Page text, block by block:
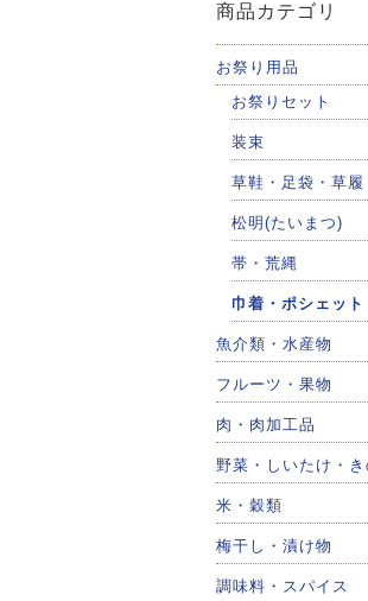
商品カテゴリ
お祭り用品
お祭りセット
装束
草鞋・足袋・草履
松明(たいまつ)
帯・荒縄
巾着・ポシェット
魚介類・水産物
フルーツ・果物
肉・肉加工品
野菜・しいたけ・き
米・穀類
梅干し・漬け物
調味料・スパイス